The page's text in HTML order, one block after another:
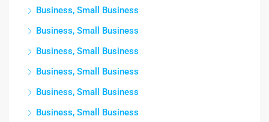
Business, Small Business
Business, Small Business
Business, Small Business
Business, Small Business
Business, Small Business
Business, Small Business